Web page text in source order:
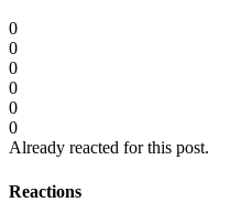
0
0
0
0
0
0
Already reacted for this post.
Reactions